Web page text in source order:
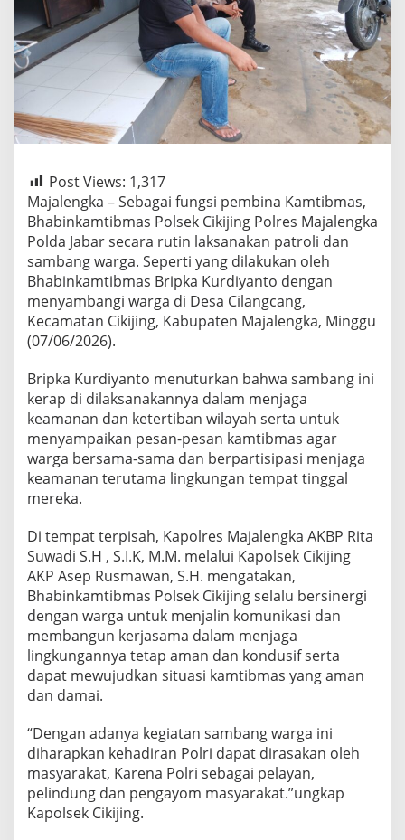
Post Views: 1,317
Majalengka – Sebagai fungsi pembina Kamtibmas,
Bhabinkamtibmas Polsek Cikijing Polres Majalengka
Polda Jabar secara rutin laksanakan patroli dan
sambang warga. Seperti yang dilakukan oleh
Bhabinkamtibmas Bripka Kurdiyanto dengan
menyambangi warga di Desa Cilangcang,
Kecamatan Cikijing, Kabupaten Majalengka, Minggu
(07/06/2026).
Bripka Kurdiyanto menuturkan bahwa sambang ini
kerap di dilaksanakannya dalam menjaga
keamanan dan ketertiban wilayah serta untuk
menyampaikan pesan-pesan kamtibmas agar
warga bersama-sama dan berpartisipasi menjaga
keamanan terutama lingkungan tempat tinggal
mereka.
Di tempat terpisah, Kapolres Majalengka AKBP Rita
Suwadi S.H , S.I.K, M.M. melalui Kapolsek Cikijing
AKP Asep Rusmawan, S.H. mengatakan,
Bhabinkamtibmas Polsek Cikijing selalu bersinergi
dengan warga untuk menjalin komunikasi dan
membangun kerjasama dalam menjaga
lingkungannya tetap aman dan kondusif serta
dapat mewujudkan situasi kamtibmas yang aman
dan damai.
“Dengan adanya kegiatan sambang warga ini
diharapkan kehadiran Polri dapat dirasakan oleh
masyarakat, Karena Polri sebagai pelayan,
pelindung dan pengayom masyarakat.”ungkap
Kapolsek Cikijing.